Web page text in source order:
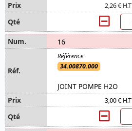
2,26 € H.T
16
34.00870.000
JOINT POMPE H2O
3,00 € H.T